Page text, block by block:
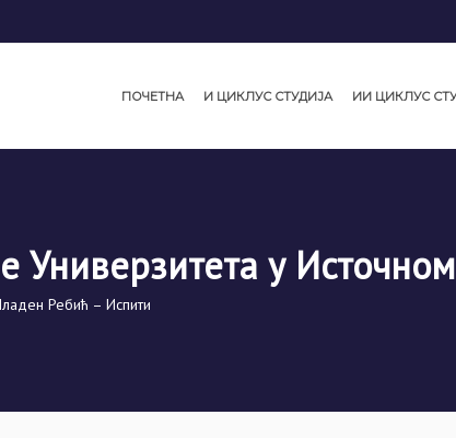
ПОЧЕТНА И ЦИКЛУС СТУДИЈА ИИ ЦИКЛУС
Универзитета у
Ребић – Испити